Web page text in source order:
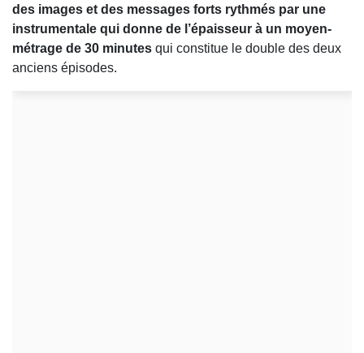
des images et des messages forts rythmés par une
instrumentale qui donne de l’épaisseur à un moyen-
métrage de 30 minutes qui constitue le double des deux
anciens épisodes.